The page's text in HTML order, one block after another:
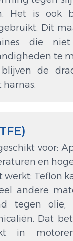
Het is ook
Dit
die
te
blijven de
harnas.
voor:
en
werkt: Teflon
andere
tegen olie,
Dat
in